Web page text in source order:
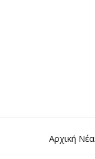
Αρχική Νέα